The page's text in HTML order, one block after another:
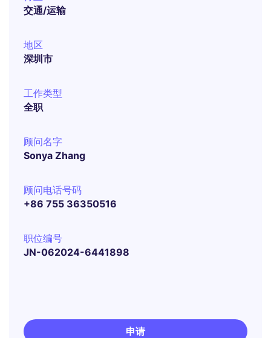
交通/运输
地区
深圳市
工作类型
全职
顾问名字
Sonya Zhang
顾问电话号码
+86 755 36350516
职位编号
JN-062024-6441898
申请